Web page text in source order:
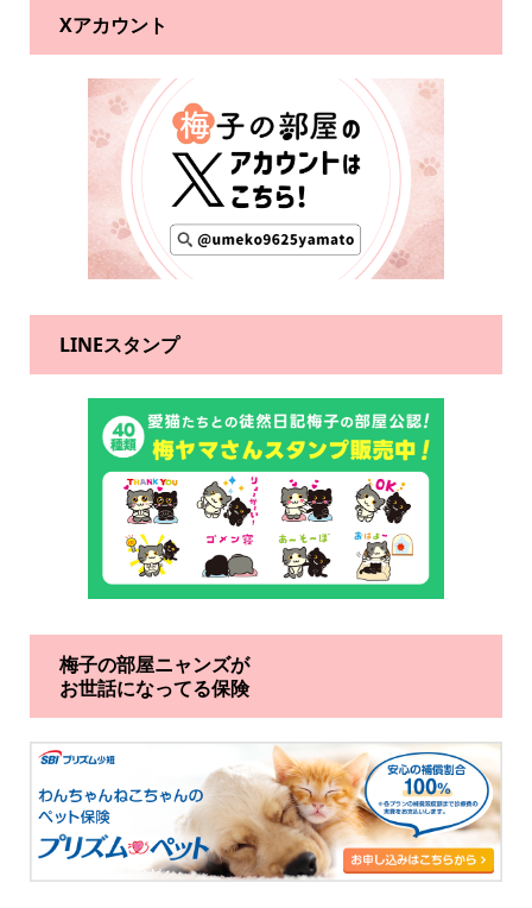
Xアカウント
LINEスタンプ
梅子の部屋ニャンズが
お世話になってる保険